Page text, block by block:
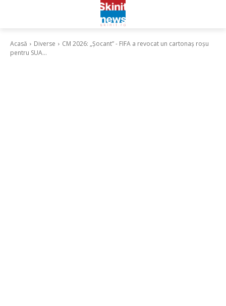
Acasă Diverse
CM 2026: „Șocant” - FIFA a revocat un cartonaș roșu
pentru SUA...